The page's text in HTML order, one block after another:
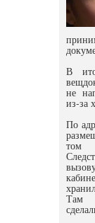
В
не
из-за
По
том
Там